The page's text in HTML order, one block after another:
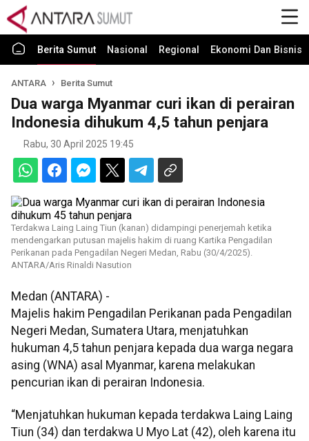
Berita Sumut Nasional Regional Ekonomi Dan Bisnis
ANTARA Berita Sumut
Dua warga Myanmar curi ikan di perairan
Indonesia dihukum 4,5 tahun penjara
Rabu, 30 April 2025 19:45
Terdakwa Laing Laing Tiun (kanan) didampingi penerjemah ketika
mendengarkan putusan majelis hakim di ruang Kartika Pengadilan
Perikanan pada Pengadilan Negeri Medan, Rabu (30/4/2025).
ANTARA/Aris Rinaldi Nasution
Medan (ANTARA) -
Majelis hakim Pengadilan Perikanan pada Pengadilan
Negeri Medan, Sumatera Utara, menjatuhkan
hukuman 4,5 tahun penjara kepada dua warga negara
asing (WNA) asal Myanmar, karena melakukan
pencurian ikan di perairan Indonesia.
“Menjatuhkan hukuman kepada terdakwa Laing Laing
Tiun (34) dan terdakwa U Myo Lat (42), oleh karena itu